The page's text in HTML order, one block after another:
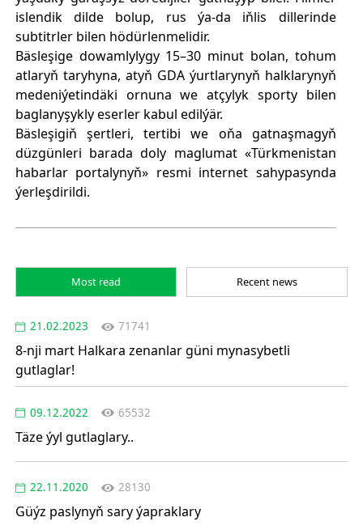
islendik dilde bolup, rus ýa-da iňlis dillerinde
subtitrler bilen hödürlenmelidir.
Bäsleşige dowamlylygy 15–30 minut bolan, tohum
atlaryň taryhyna, atyň GDA ýurtlarynyň halklarynyň
medeniýetindäki ornuna we atçylyk sporty bilen
baglanyşykly eserler kabul edilýär.
Bäsleşigiň şertleri, tertibi we oňa gatnaşmagyň
düzgünleri barada doly maglumat «Türkmenistan
habarlar portalynyň» resmi internet sahypasynda
ýerleşdirildi.
Most read Recent news
21.02.2023 71741
8-nji mart Halkara zenanlar güni mynasybetli
gutlaglar!
09.12.2022 65532
Täze ýyl gutlaglary..
22.11.2020 28130
Güýz paslynyň sary ýapraklary